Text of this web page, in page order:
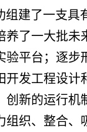
建了一支具
养了一大批
验平台；逐
开发工程设
创新的运行
组织、整合